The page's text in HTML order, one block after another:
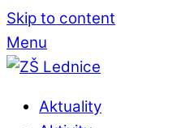
Skip to content
Menu
Aktuality